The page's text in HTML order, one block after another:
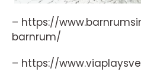
– https://
barnrum/
– https://